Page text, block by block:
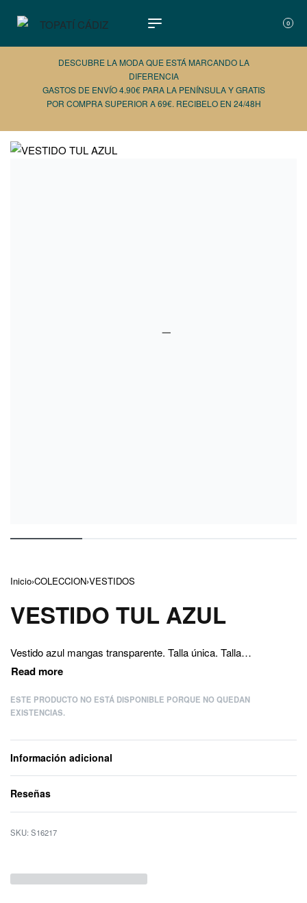
0
DESCUBRE LA MODA QUE ESTÁ MARCANDO LA
DIFERENCIA
GASTOS DE ENVÍO 4.90€ PARA LA PENÍNSULA Y GRATIS
POR COMPRA SUPERIOR A 69€. RECIBELO EN 24/48H
Inicio›COLECCION›VESTIDOS
VESTIDO TUL AZUL
Vestido azul mangas transparente. Talla única. Talla S-M.
ESTE PRODUCTO NO ESTÁ DISPONIBLE PORQUE NO QUEDAN
EXISTENCIAS.
Información adicional
Reseñas
S16217